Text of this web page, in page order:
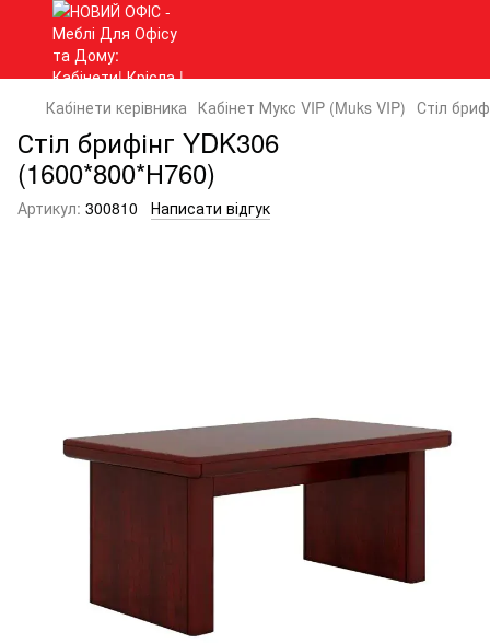
Кабінети керівника Кабінет Мукс VIP (Muks VIP) Стіл
Стіл брифінг YDK306
(1600*800*Н760)
Артикул: 300810 Написати відгук